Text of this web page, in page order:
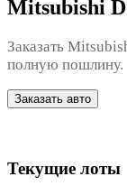
Mitsubishi
Заказать
полную пошлину.
Заказать авто
Текущие лоты